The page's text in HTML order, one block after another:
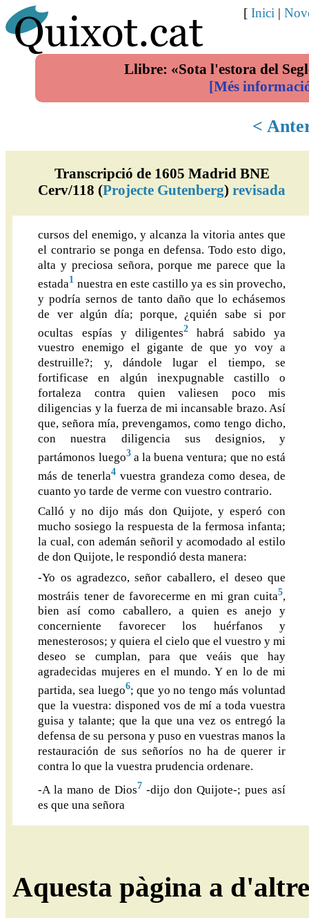
Llibre: «Sota l'estora del
[Més
[ Inici |
<
Transcripció de 1605 Madrid BNE
Cerv/118 (Projecte Gutenberg)revisada
cursos del enemigo, y alcanza la vitoria antes que
el contrario se ponga en defensa. Todo esto digo,
alta y preciosa señora, porque me parece que la
estada1 nuestra en este castillo ya es sin provecho,
y podría sernos de tanto daño que lo echásemos
de ver algún día; porque, ¿quién sabe si por
ocultas espías y diligentes2
habrá sabido ya
vuestro enemigo el gigante de que yo voy a
destruille?; y, dándole lugar el tiempo, se
fortificase en algún inexpugnable castillo o
fortaleza contra quien valiesen poco mis
diligencias y la fuerza de mi incansable brazo. Así
que, señora mía, prevengamos, como tengo dicho,
con nuestra diligencia sus designios, y
partámonos luego3a la buena ventura; que no está
más de tenerla4vuestra grandeza como desea, de
cuanto yo tarde de verme con vuestro contrario.
Calló y no dijo más don Quijote, y esperó con
mucho sosiego la respuesta de la fermosa infanta;
la cual, con ademán señoril y acomodado al estilo
de don Quijote, le respondió desta manera:
-Yo os agradezco, señor caballero, el deseo que
mostráis tener de favorecerme en mi gran cuita5,
bien así como caballero, a quien es anejo y
concerniente favorecer los huérfanos y
menesterosos; y quiera el cielo que el vuestro y mi
deseo se cumplan, para que veáis que hay
agradecidas mujeres en el mundo. Y en lo de mi
partida, sea luego6; que yo no tengo más voluntad
que la vuestra: disponed vos de mí a toda vuestra
guisa y talante; que la que una vez os entregó la
defensa de su persona y puso en vuestras manos la
restauración de sus señoríos no ha de querer ir
contra lo que la vuestra prudencia ordenare.
-A la mano de Dios7 -dijo don Quijote-; pues así
es que una señora
Aquesta pàgina a